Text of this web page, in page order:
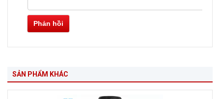
Phản hồi
SẢN PHẨM KHÁC